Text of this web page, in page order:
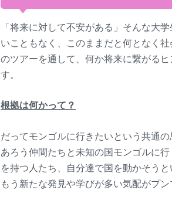
「将来に対して不安がある」そんな大
いこともなく、このままだと何となく
のツアーを通して、何か将来に繋がる
す。
根拠は何かって？
だってモンゴルに行きたいという共通
あろう仲間たちと未知の国モンゴルに
を持つ人たち、自分達で国を動かそう
もう新たな発見や学びが多い気配がプ